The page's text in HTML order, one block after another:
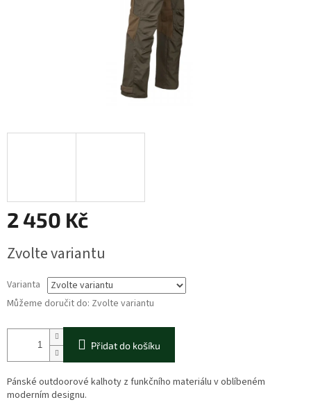
2 450 Kč
cena:
Zvolte variantu
Varianta
Můžeme doručit do: Zvolte variantu
Přidat do košíku
Pánské outdoorové kalhoty z funkčního materiálu v oblíbeném
moderním designu.